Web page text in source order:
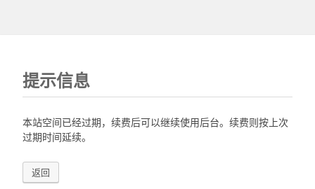
提示信息
本站空间已经过期，续费后可以继续使用后台。续费则按上次
过期时间延续。
返回